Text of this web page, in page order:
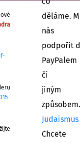
co
děláme.
nás
podpořit
PayPalem
či
jiným
způsobem.
Judaismus
Chcete